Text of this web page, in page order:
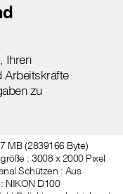
Ihren
Arbeitskräfte
zu
MB (2839166 Byte)
: 3008 x 2000 Pixel
Schützen : Aus
NIKON D100